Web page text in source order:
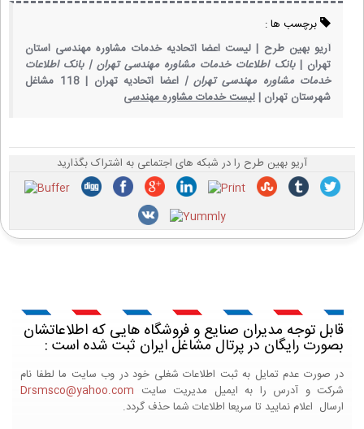
برچسب ها :
آریو بهین طرح | لیست اعضا اتحادیه خدمات مشاوره مهندسی استان
تهران | بانک اطلاعات خدمات مشاوره مهندسی تهران | بانک اطلاعات
خدمات مشاوره مهندسی تهران | اعضا اتحادیه تهران |
118 مشاغل
شهرستان تهران |لیست خدمات مشاوره مهندسی
آریو بهین طرح را در شبکه های اجتماعی به اشتراک بگذارید
قابل توجه مدیران صنایع و فروشگاه هایی که اطلاعاتشان
بصورت رایگان در پرتال مشاغل ایران ثبت شده است :
در صورت عدم تمایل به ثبت اطلاعات شغلی خود در وب سایت ما لطفا نام
شرکت و آدرس را به ایمیل مدیریت سایت Drsmsco@yahoo.com
ارسال اعلام نمایید تا سریعا اطلاعات شما حذف گردد.